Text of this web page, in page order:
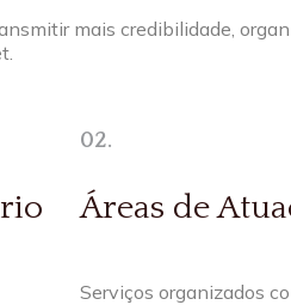
mais credibilidade,
02.
Áreas de
Serviços organizados